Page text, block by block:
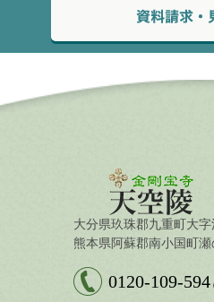
大分県玖珠郡九重町大字
熊本県阿蘇郡南小国町瀬
0120-109-594